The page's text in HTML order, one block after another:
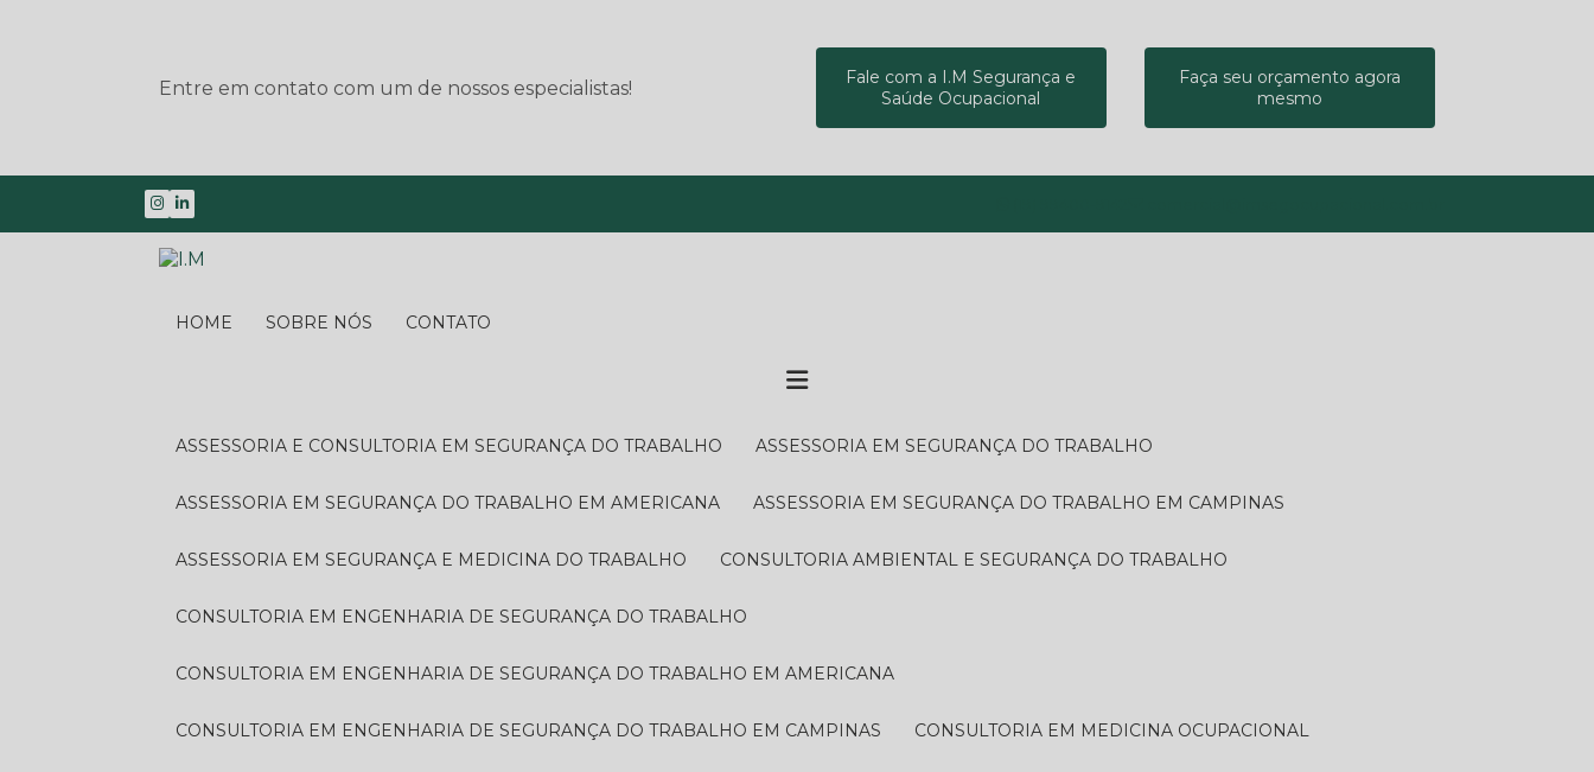
Entre em contato com um de nossos especialistas!
Fale com a I.M Segurança e
Saúde Ocupacional
Faça seu orçamento agora
mesmo
HOME SOBRE NÓS CONTATO
ASSESSORIA E CONSULTORIA EM SEGURANÇA DO TRABALHO ASSESSORIA EM SEGURANÇA DO TRABALHO
ASSESSORIA EM SEGURANÇA DO TRABALHO EM AMERICANA ASSESSORIA EM SEGURANÇA DO TRABALHO EM CAMPINAS
ASSESSORIA EM SEGURANÇA E MEDICINA DO TRABALHO CONSULTORIA AMBIENTAL E SEGURANÇA DO TRABALHO
CONSULTORIA EM ENGENHARIA DE SEGURANÇA DO TRABALHO
CONSULTORIA EM ENGENHARIA DE SEGURANÇA DO TRABALHO EM AMERICANA
CONSULTORIA EM ENGENHARIA DE SEGURANÇA DO TRABALHO EM CAMPINAS CONSULTORIA EM MEDICINA OCUPACIONAL